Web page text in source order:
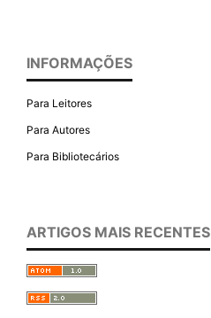
INFORMAÇÕES
Para Leitores
Para Autores
Para Bibliotecários
ARTIGOS MAIS RECENTES